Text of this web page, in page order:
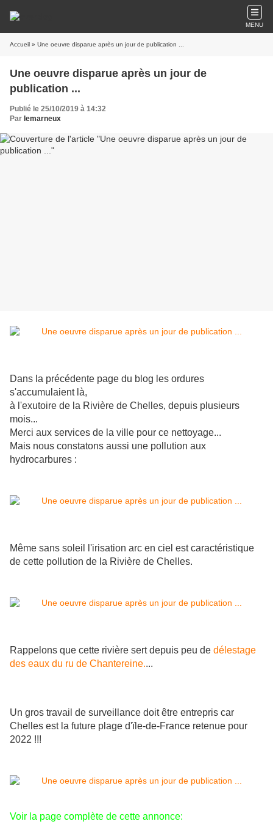
MENU
Accueil » Une oeuvre disparue après un jour de publication ...
Une oeuvre disparue après un jour de
publication ...
Publié le 25/10/2019 à 14:32
Par lemarneux
Dans la précédente page du blog les ordures
s'accumulaient là,
à l'exutoire de la Rivière de Chelles, depuis plusieurs
mois...
Merci aux services de la ville pour ce nettoyage...
Mais nous constatons aussi une pollution aux
hydrocarbures :
Même sans soleil l'irisation arc en ciel est caractéristique
de cette pollution de la Rivière de Chelles.
Rappelons que cette rivière sert depuis peu de délestage
des eaux du ru de Chantereine....
Un gros travail de surveillance doit être entrepris car
Chelles est la future plage d'ïle-de-France retenue pour
2022 !!!
Voir la page complète de cette annonce: